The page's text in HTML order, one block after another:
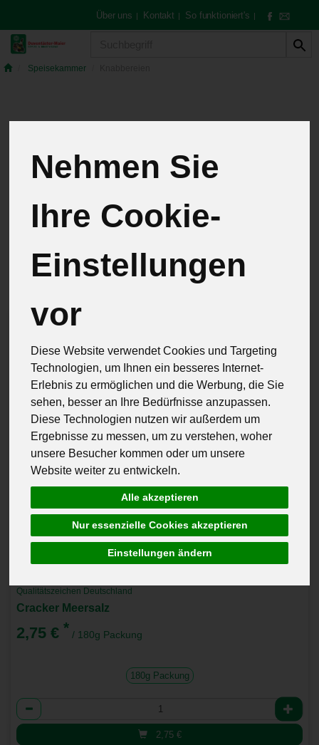
Nehmen Sie
Ihre Cookie-
Einstellungen
vor
Diese Website verwendet Cookies und Targeting
Technologien, um Ihnen ein besseres Internet-
Erlebnis zu ermöglichen und die Werbung, die Sie
sehen, besser an Ihre Bedürfnisse anzupassen.
Diese Technologien nutzen wir außerdem um
Ergebnisse zu messen, um zu verstehen, woher
unsere Besucher kommen oder um unsere
Website weiter zu entwickeln.
Alle akzeptieren
Nur essenzielle Cookies akzeptieren
Einstellungen ändern
Über uns | Kontakt | So funktioniert's |
Speisekammer
Knabbereien
Qualitätszeichen Deutschland
Cracker Meersalz
2,75 € * / 180g Packung
180g Packung
Anzahl
2,75 €